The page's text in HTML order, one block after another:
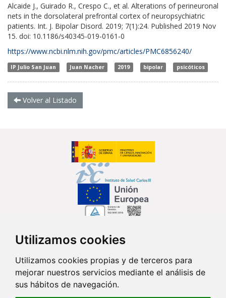
Utilizamos cookies
Utilizamos cookies propias y de terceros para
mejorar nuestros servicios mediante el análisis de
sus hábitos de navegación.
Alcaide J., Guirado R., Crespo C., et al. Alterations of perineuronal
nets in the dorsolateral prefrontal cortex of neuropsychiatric
patients. Int. J. Bipolar Disord. 2019; 7(1):24. Published 2019 Nov
15. doi: 10.1186/s40345-019-0161-0
https://www.ncbi.nlm.nih.gov/pmc/articles/PMC6856240/
IP Julio San Juan Juan Nacher 2019 bipolar psicóticos
Volver al Listado
Síguenos en...
Contacto